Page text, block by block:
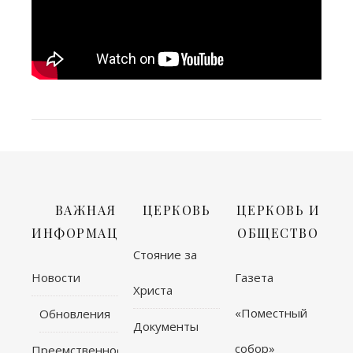
ВАЖНАЯ
ИНФОРМАЦИЯ
Новости
Обновления
Преемственность
ЦЕРКОВЬ
Стояние за
Христа
Документы
ЦЕРКОВЬ И
ОБЩЕСТВО
Газета
«Поместный
собор»